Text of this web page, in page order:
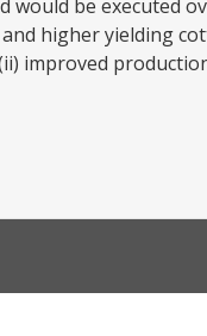
be executed
higher yielding
improved